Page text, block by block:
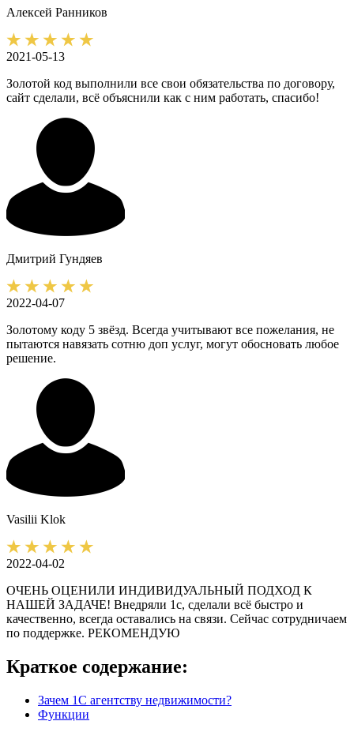
Алексей Ранников
2021-05-13
Золотой код выполнили все свои обязательства по договору,
сайт сделали, всё объяснили как с ним работать, спасибо!
Дмитрий Гундяев
2022-04-07
Золотому коду 5 звёзд. Всегда учитывают все пожелания, не
пытаются навязать сотню доп услуг, могут обосновать любое
решение.
Vasilii Klok
2022-04-02
ОЧЕНЬ ОЦЕНИЛИ ИНДИВИДУАЛЬНЫЙ ПОДХОД К
НАШЕЙ ЗАДАЧЕ! Внедряли 1с, сделали всё быстро и
качественно, всегда оставались на связи. Сейчас сотрудничаем
по поддержке. РЕКОМЕНДУЮ
Краткое содержание:
Зачем 1С агентству недвижимости?
Функции